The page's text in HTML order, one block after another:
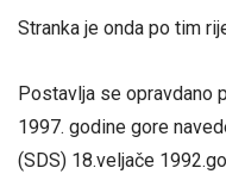
Stranka je onda po tim
Postavlja se opravdano
1997. godine gore
(SDS) 18.veljače